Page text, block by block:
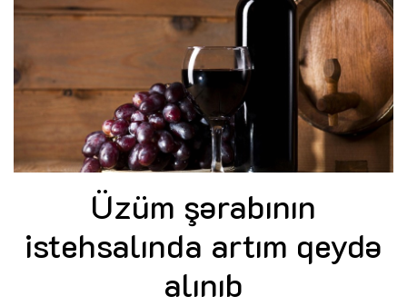
Üzüm şərabının
istehsalında artım qeydə
alınıb